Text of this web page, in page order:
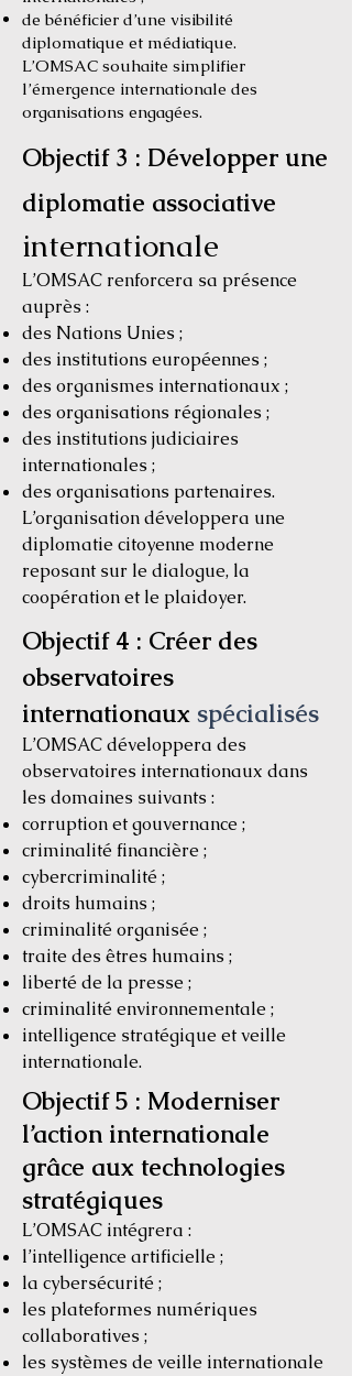
de bénéficier d’une visibilité
diplomatique et médiatique.
L’OMSAC souhaite simplifier
l’émergence internationale des
organisations engagées.
Objectif 3 : Développer une
diplomatie associative
internationale
L’OMSAC renforcera sa présence
auprès :
des Nations Unies ;
des institutions européennes ;
des organismes internationaux ;
des organisations régionales ;
des institutions judiciaires
internationales ;
des organisations partenaires.
L’organisation développera une
diplomatie citoyenne moderne
reposant sur le dialogue, la
coopération et le plaidoyer.
Objectif 4 : Créer des
observatoires
internationaux spécialisés
L’OMSAC développera des
observatoires internationaux dans
les domaines suivants :
corruption et gouvernance ;
criminalité financière ;
cybercriminalité ;
droits humains ;
criminalité organisée ;
traite des êtres humains ;
liberté de la presse ;
criminalité environnementale ;
intelligence stratégique et veille
internationale.
Objectif 5 : Moderniser
l’action internationale
grâce aux technologies
stratégiques
L’OMSAC intégrera :
l’intelligence artificielle ;
la cybersécurité ;
les plateformes numériques
collaboratives ;
les systèmes de veille internationale